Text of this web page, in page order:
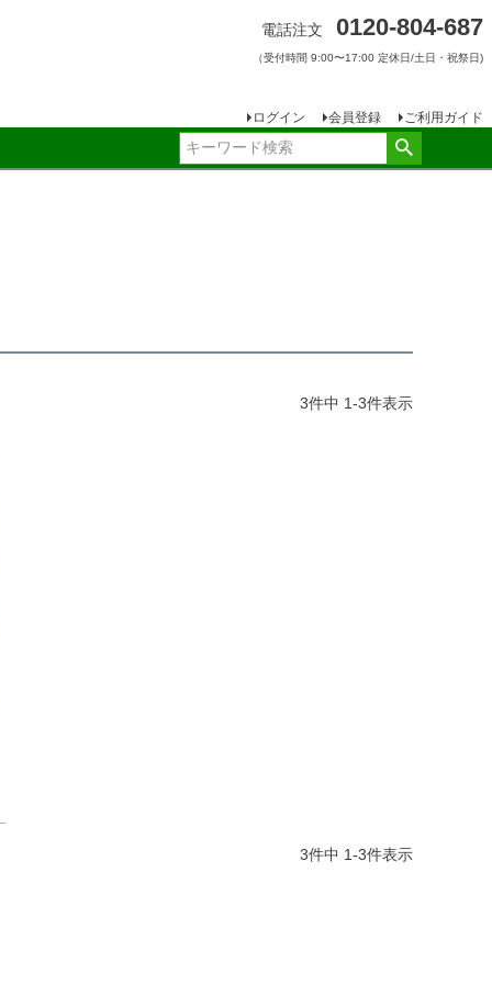
電話注文 0120-804-687
（受付時間 9:00〜17:00 定休日/土日・祝祭日)
ログイン 会員登録 ご利用ガイド
3件中 1-3件表示
3件中 1-3件表示